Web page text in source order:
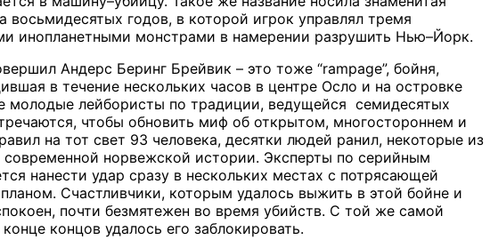
восьмидесятых годов, в которой игрок управлял тремя
инопланетными монстрами в намерении разрушить Нью–Йорк.
Андерс Беринг Брейвик – это тоже “rampage”, бойня,
в течение нескольких часов в центре Осло и на островке
молодые лейбористы по традиции, ведущейся семидесятых
чтобы обновить миф об открытом, многостороннем и
на тот свет 93 человека, десятки людей ранил, некоторые из
норвежской истории. Эксперты по серийным
нанести удар сразу в нескольких местах с потрясающей
Счастливчики, которым удалось выжить в этой бойне и
почти безмятежен во время убийств. С той же самой
концов удалось его заблокировать.